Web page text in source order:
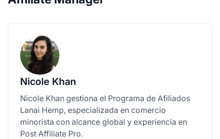
Nicole Khan
Nicole Khan gestiona el Programa de Afiliados
Lanai Hemp, especializada en comercio
minorista con alcance global y experiencia en
Post Affiliate Pro.